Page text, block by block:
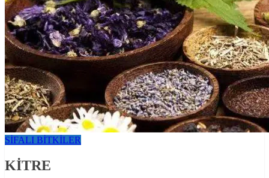
SİFALI BİTKİLER
KİTRE